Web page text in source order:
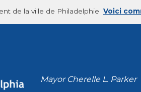
de la ville de Philadelphie Voici
Mayor Cherelle L. Parker